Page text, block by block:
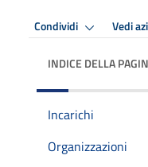
Condividi Vedi
INDICE DELLA
Incarichi
Organizzazioni